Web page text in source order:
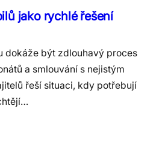
jako rychlé řešení
dokáže být zdlouhavý proces
a smlouvání s nejistým
řeší situaci, kdy potřebují